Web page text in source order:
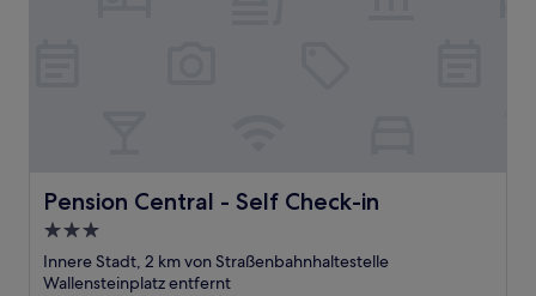
Pension Central - Self Check-in
Pension Central - Self Check-in
3.0-
Sterne-
Unterkunft
Innere Stadt, 2 km von Straßenbahnhaltestelle
Wallensteinplatz entfernt